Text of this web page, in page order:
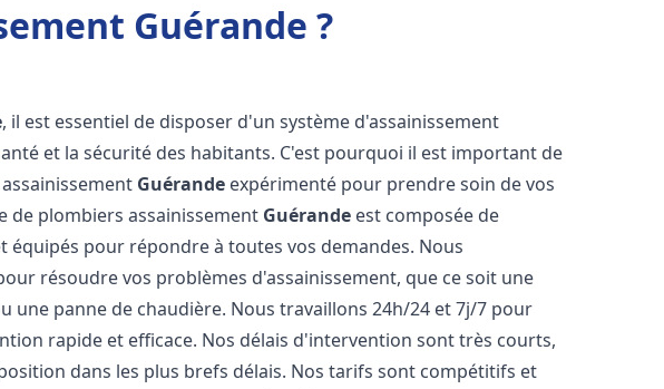
Guérande ?
, il est essentiel de disposer d'un système d'assainissement
et la sécurité des habitants. C'est pourquoi il est important de
Guérande expérimenté pour prendre soin de vos
de plombiers assainissement Guérande est composée de
équipés pour répondre à toutes vos demandes. Nous
résoudre vos problèmes d'assainissement, que ce soit une
une panne de chaudière. Nous travaillons 24h/24 et 7j/7 pour
rapide et efficace. Nos délais d'intervention sont très courts,
dans les plus brefs délais. Nos tarifs sont compétitifs et